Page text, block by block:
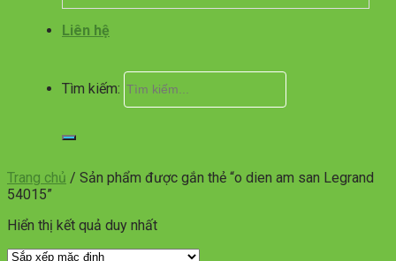
Liên hệ
Tìm kiếm:
Trang chủ / Sản phẩm được gắn thẻ “o dien am san Legrand
54015”
Hiển thị kết quả duy nhất